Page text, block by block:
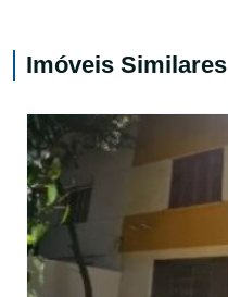
Imóveis Similares